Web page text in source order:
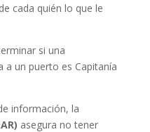
cada quién lo que le
si una
a un puerto es Capitanía
información, la
asegura no tener